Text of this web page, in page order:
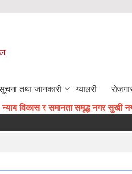
तथा जानकारी ग्यालरी
विकास र समानता समृद्ध नगर सुखी